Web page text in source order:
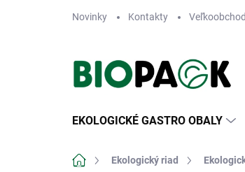
Novinky Kontakty Veľkoobchod
EKOLOGICKÉ GASTRO OBALY
DomovEkologický riad